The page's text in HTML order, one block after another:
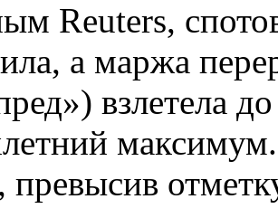
Reuters,
а маржа
взлетела
превысив